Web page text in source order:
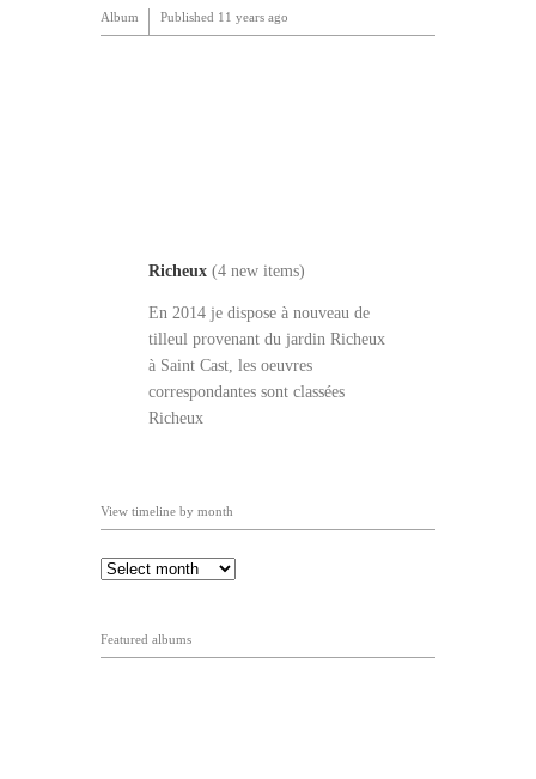
Album Published 11 years ago
Richeux (4 new items)
En 2014 je dispose à nouveau de
tilleul provenant du jardin Richeux
à Saint Cast, les oeuvres
correspondantes sont classées
Richeux
View timeline by month
Featured albums